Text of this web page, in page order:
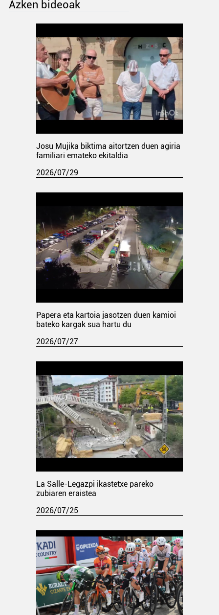
Azken bideoak
Josu Mujika biktima aitortzen duen agiria
familiari emateko ekitaldia
2026/07/29
Papera eta kartoia jasotzen duen kamioi
bateko kargak sua hartu du
2026/07/27
La Salle-Legazpi ikastetxe pareko
zubiaren eraistea
2026/07/25